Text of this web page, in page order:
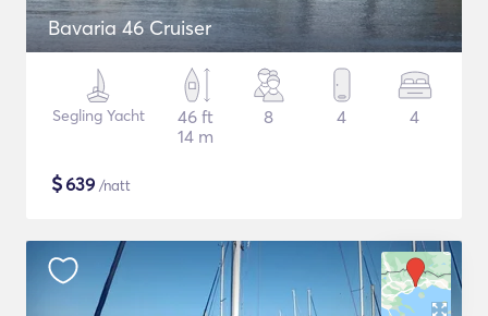
Bavaria 46 Cruiser
Segling Yacht
46 ft
14 m
8 4 4
$639 /natt